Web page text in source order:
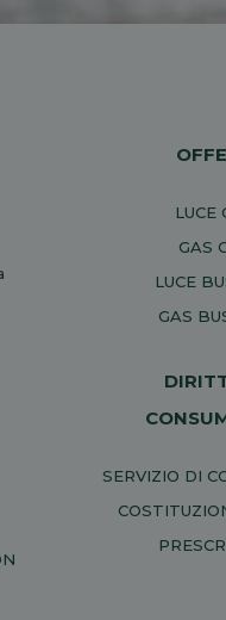
LUCE
GAS
LUCE
GAS
SERVIZIO DI